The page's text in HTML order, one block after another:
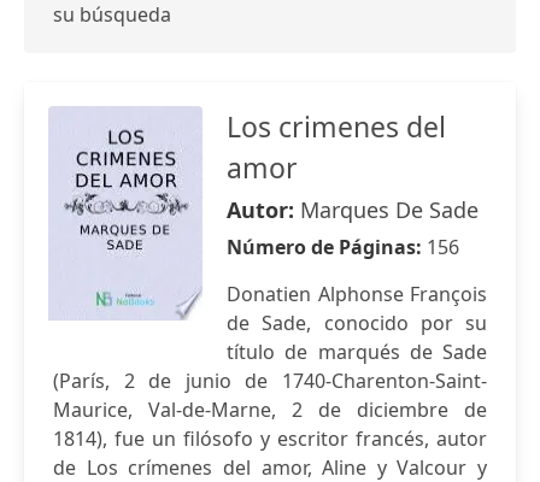
su búsqueda
Los crimenes del
amor
Autor: Marques De Sade
Número de Páginas: 156
Donatien Alphonse François
de Sade, conocido por su
título de marqués de Sade
(París, 2 de junio de 1740-Charenton-Saint-
Maurice, Val-de-Marne, 2 de diciembre de
1814), fue un filósofo y escritor francés, autor
de Los crímenes del amor, Aline y Valcour y